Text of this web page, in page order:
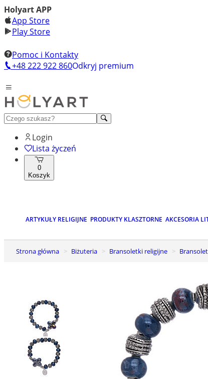
Holyart APP
App Store
Play Store
Pomoc i Kontakty
+48 222 922 860Odkryj premium
Login
Lista życzeń
0
Koszyk
ARTYKUŁY RELIGIJNE PRODUKTY KLASZTORNE AKCESORIA
Strona główna Biżuteria Bransoletki religijne